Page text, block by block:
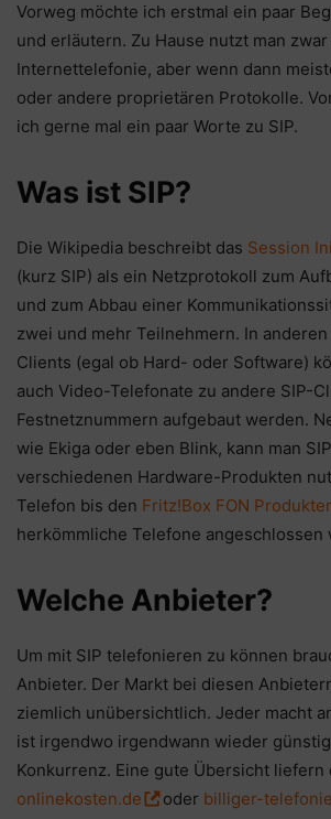
Vorweg möchte ich erstmal ein paar
und erläutern. Zu Hause nutzt man
Internettelefonie, aber wenn dann
oder andere proprietären Protokolle.
ich gerne mal ein paar Worte zu SIP.
Was ist SIP?
Die Wikipedia beschreibt das Session
(kurz SIP) als ein Netzprotokoll zum
und zum Abbau einer
zwei und mehr Teilnehmern. In
Clients (egal ob Hard- oder Software)
auch Video-Telefonate zu andere SIP-
Festnetznummern aufgebaut werden.
wie Ekiga oder eben Blink, kann man
verschiedenen Hardware-Produkten
Telefon bis den Fritz!Box FON
herkömmliche Telefone angeschlossen
Welche Anbieter?
Um mit SIP telefonieren zu können
Anbieter. Der Markt bei diesen
ziemlich unübersichtlich. Jeder macht
ist irgendwo irgendwann wieder
Konkurrenz. Eine gute Übersicht liefern
onlinekosten.de
oder billiger-